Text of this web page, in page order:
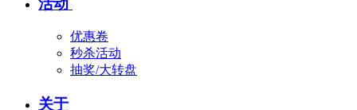
优惠卷
秒杀活动
抽奖/大转盘
关于